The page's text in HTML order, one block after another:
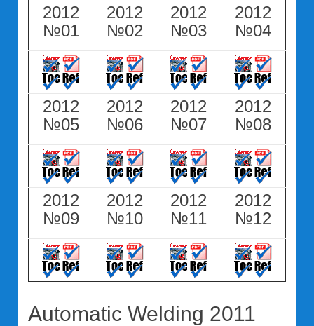
2012
№01
2012
№02
2012
№03
2012
№04
2012
№05
2012
№06
2012
№07
2012
№08
2012
№09
2012
№10
2012
№11
2012
№12
Automatic Welding 2011